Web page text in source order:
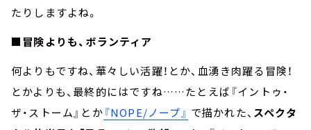
たりしますよね。
■冒険よりも、ボランティア
何よりもですね、華々しい活躍！とか、血湧き肉躍る冒険！
とかよりも、最終的にはですね……たとえば『イントゥ・
ザ・ストーム』とか『NOPE/ノープ』 で描かれた、 スペクタ